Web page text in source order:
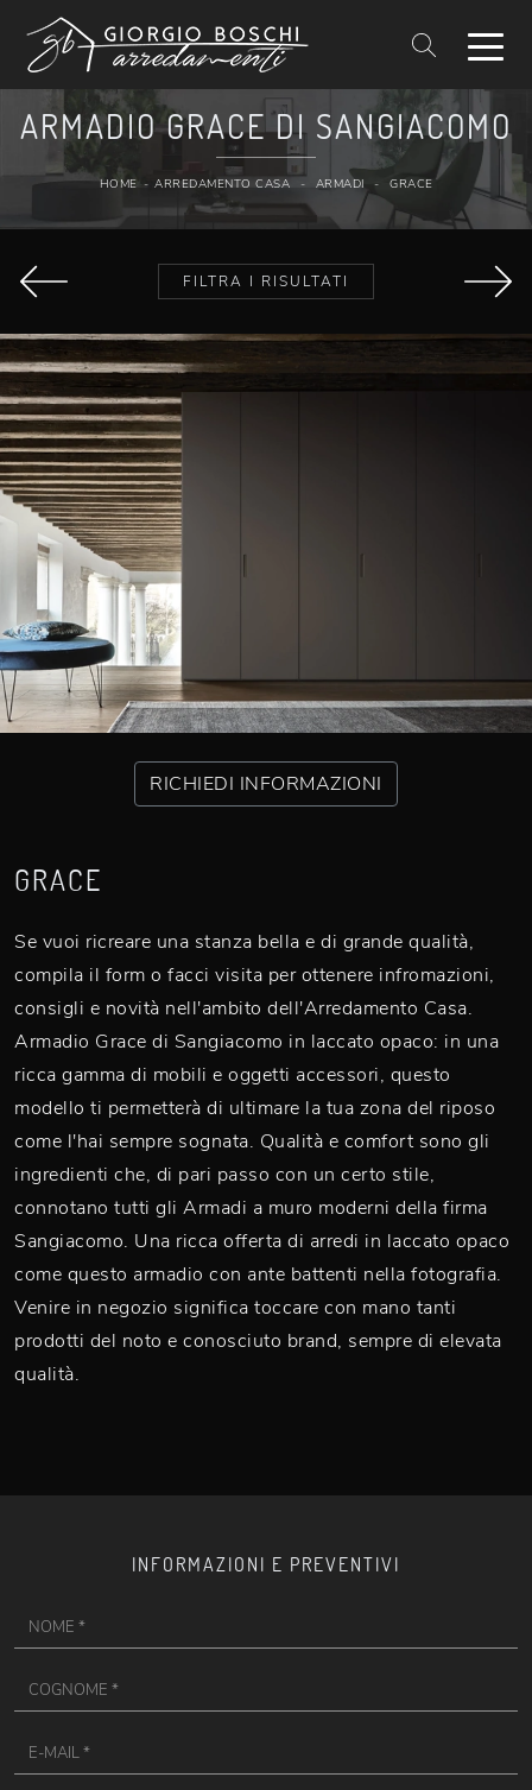
ARMADIO GRACE DI SANGIACOMO
HOME - ARREDAMENTO CASA - ARMADI - GRACE
FILTRA I RISULTATI
RICHIEDI INFORMAZIONI
GRACE
Se vuoi ricreare una stanza bella e di grande qualità,
compila il form o facci visita per ottenere infromazioni,
consigli e novità nell'ambito dell'Arredamento Casa.
Armadio Grace di Sangiacomo in laccato opaco: in una
ricca gamma di mobili e oggetti accessori, questo
modello ti permetterà di ultimare la tua zona del riposo
come l'hai sempre sognata. Qualità e comfort sono gli
ingredienti che, di pari passo con un certo stile,
connotano tutti gli Armadi a muro moderni della firma
Sangiacomo. Una ricca offerta di arredi in laccato opaco
come questo armadio con ante battenti nella fotografia.
Venire in negozio significa toccare con mano tanti
prodotti del noto e conosciuto brand, sempre di elevata
qualità.
INFORMAZIONI E PREVENTIVI